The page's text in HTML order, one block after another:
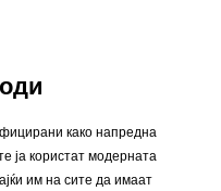
како напредна
ја користат модерната
им на сите да имаат